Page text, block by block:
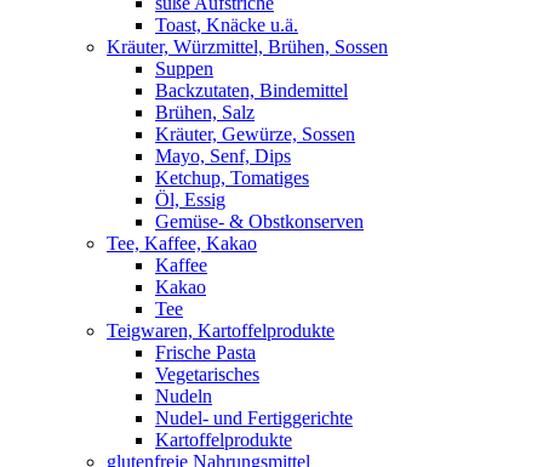
Toast, Knäcke u.ä.
Kräuter, Würzmittel, Brühen, Sossen
Suppen
Backzutaten, Bindemittel
Brühen, Salz
Kräuter, Gewürze, Sossen
Mayo, Senf, Dips
Ketchup, Tomatiges
Öl, Essig
Gemüse- & Obstkonserven
Tee, Kaffee, Kakao
Kaffee
Kakao
Tee
Teigwaren, Kartoffelprodukte
Frische Pasta
Vegetarisches
Nudeln
Nudel- und Fertiggerichte
Kartoffelprodukte
glutenfreie Nahrungsmittel